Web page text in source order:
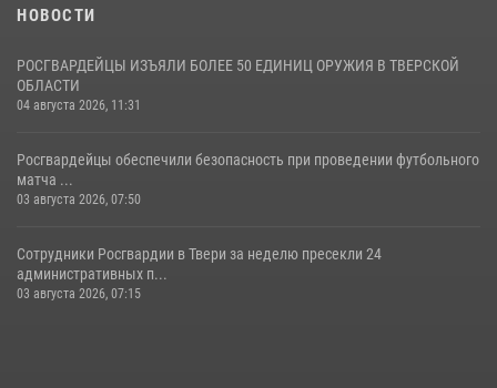
НОВОСТИ
РОСГВАРДЕЙЦЫ ИЗЪЯЛИ БОЛЕЕ 50 ЕДИНИЦ ОРУЖИЯ В ТВЕРСКОЙ
ОБЛАСТИ
04 августа 2026, 11:31
Росгвардейцы обеспечили безопасность при проведении футбольного
матча ...
03 августа 2026, 07:50
Сотрудники Росгвардии в Твери за неделю пресекли 24
административных п...
03 августа 2026, 07:15